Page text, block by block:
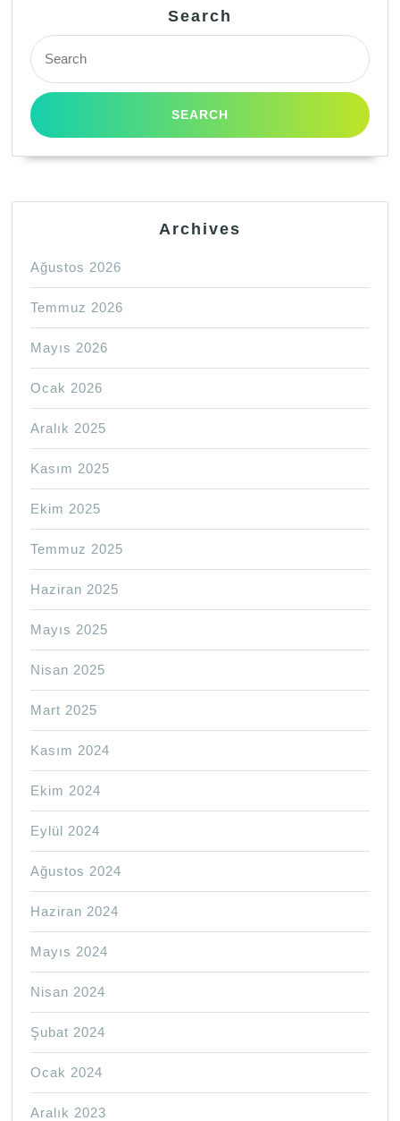
Search
Search
for:
Archives
Ağustos 2026
Temmuz 2026
Mayıs 2026
Ocak 2026
Aralık 2025
Kasım 2025
Ekim 2025
Temmuz 2025
Haziran 2025
Mayıs 2025
Nisan 2025
Mart 2025
Kasım 2024
Ekim 2024
Eylül 2024
Ağustos 2024
Haziran 2024
Mayıs 2024
Nisan 2024
Şubat 2024
Ocak 2024
Aralık 2023